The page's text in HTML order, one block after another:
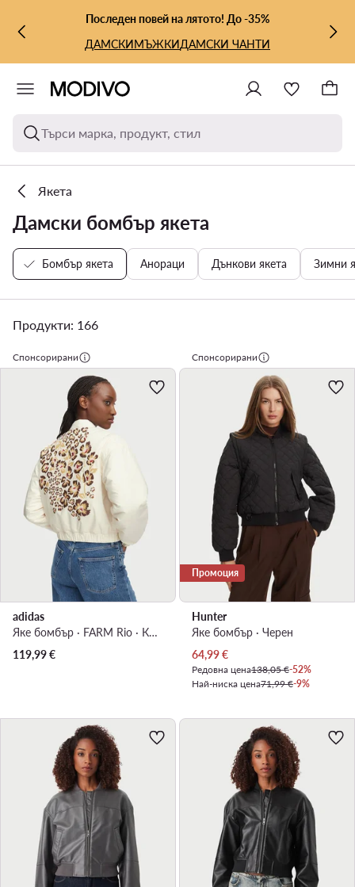
КЪМ ОСНОВНОТО СЪДЪРЖАНИЕ
КЪМ ТЪРСЕНЕПоследен повей на лятото! До -35%
ДАМСКИМЪЖКИДАМСКИ ЧАНТИ
Търси марка, продукт, стил
Якета
Дамски бомбър якета
Бомбър якета Анораци Дънкови якета Зимни
Продукти: 166
Спонсорирани
adidas
Яке бомбър · FARM Rio · Кремав
119,99€
Спонсорирани
Промоция
Hunter
Яке бомбър · Черен
Актуална цена
64,99€
Редовна цена138,05 €-52%
Най-ниска цена71,99 €-9%